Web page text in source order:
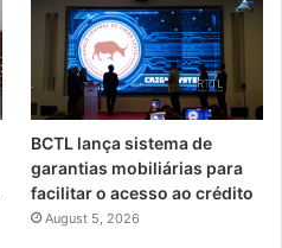
BCTL lança sistema de
garantias mobiliárias para
facilitar o acesso ao crédito
August 5, 2026